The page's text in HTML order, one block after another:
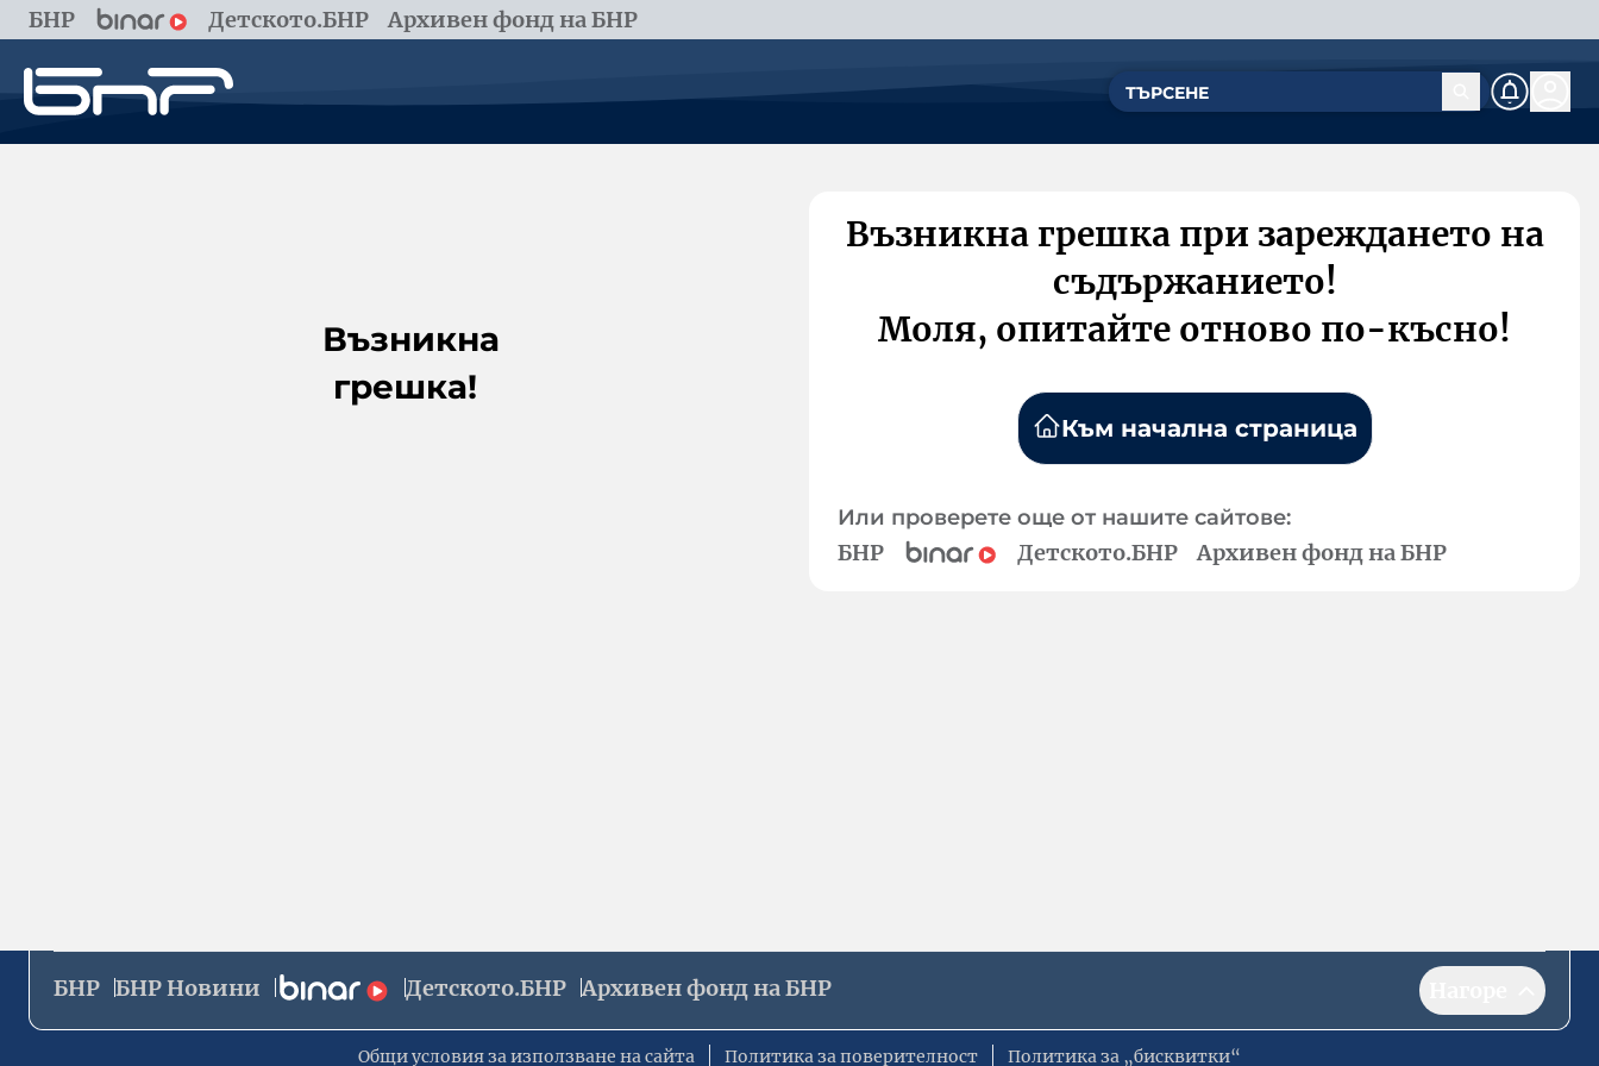
БНР Детското.БНР Архивен фонд на БНР
Възникна
грешка!
Възникна грешка при зареждането на
съдържанието!
Моля, опитайте отново по-късно!
Към начална страница
Или проверете още от нашите сайтове:
БНР Детското.БНР Архивен фонд на БНР
БНР БНР Новини Детското.БНР Архивен фонд на БНР
Общи условия за използване на сайта Политика за поверителност Политика за „бисквитки“